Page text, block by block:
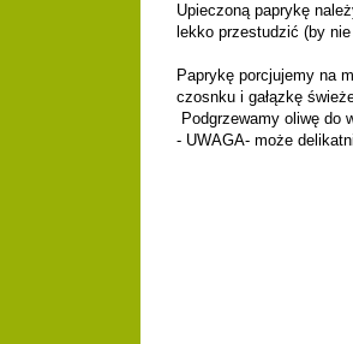
Upieczoną paprykę
lekko przestudzić (by
Paprykę porcjujemy na
czosnku i gałązkę
Podgrzewamy oliwę do
- UWAGA- może